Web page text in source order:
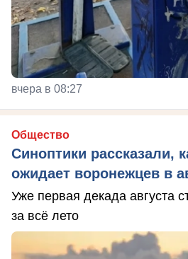
вчера в 08:27
Общество
Синоптики рассказали,
ожидает воронежцев в
Уже первая декада августа
за всё лето